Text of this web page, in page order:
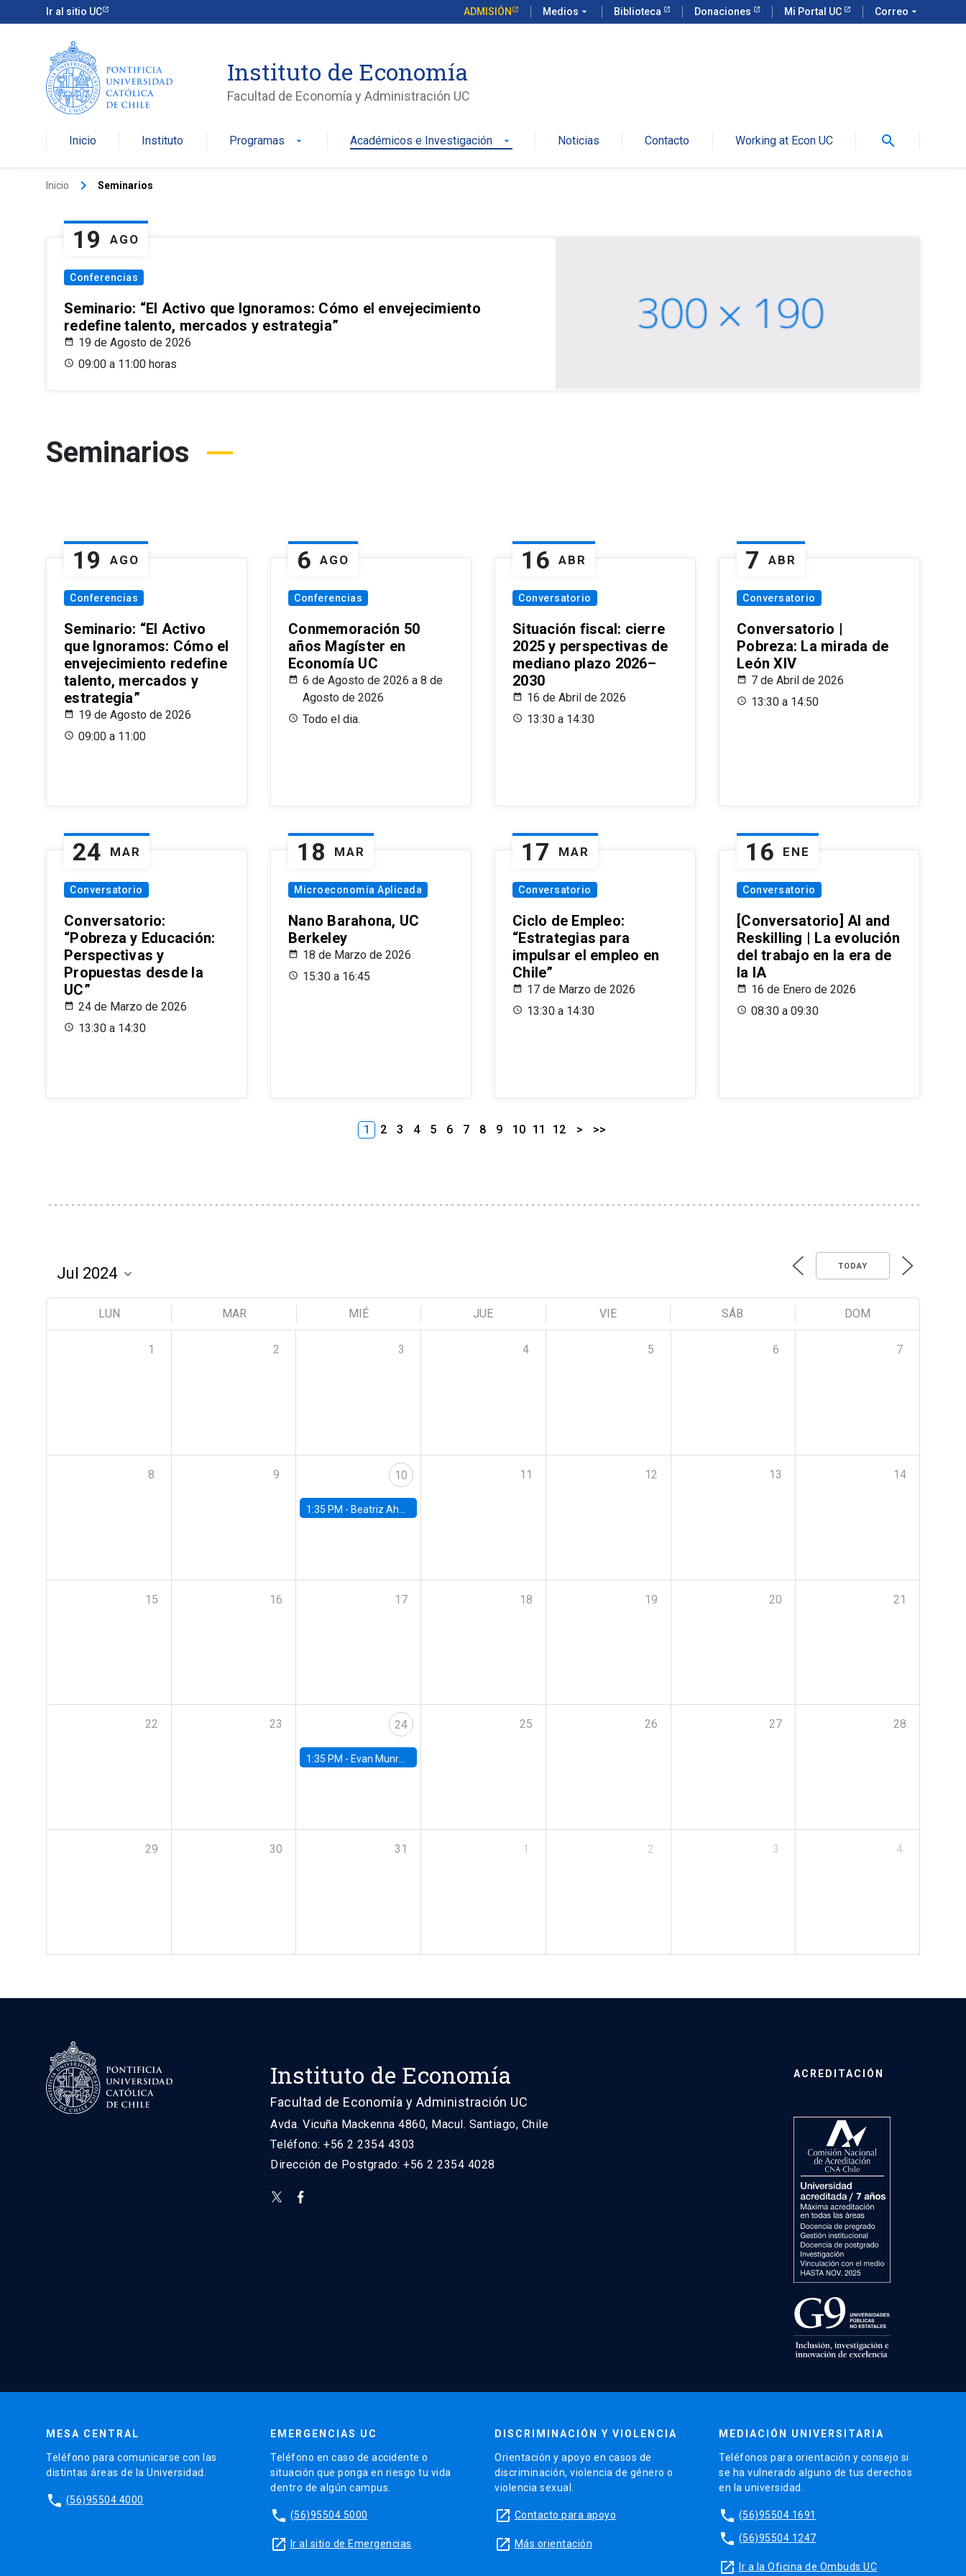
Ir al sitio UC ADMISIÓN Medios arrow_drop_down Biblioteca Donaciones Mi Portal UC Correo arrow_drop_down
Instituto de Economía
Facultad de Economía y Administración UC
Inicio Instituto Programas arrow_drop_down Académicos e Investigación arrow_drop_down Noticias Contacto Working at Econ UC search
Inicio keyboard_arrow_right Seminarios
19 AGO
Conferencias
Seminario: “El Activo que Ignoramos: Cómo el envejecimiento
redefine talento, mercados y estrategia”
19 de Agosto de 2026
09:00 a 11:00 horas
Seminarios
19 AGO
Conferencias
Seminario: “El Activo
que Ignoramos: Cómo el
envejecimiento redefine
talento, mercados y
estrategia”
19 de Agosto de 2026
09:00 a 11:00
6 AGO
Conferencias
Conmemoración 50
años Magíster en
Economía UC
6 de Agosto de 2026 a 8 de
Agosto de 2026
Todo el dia.
16 ABR
Conversatorio
Situación fiscal: cierre
2025 y perspectivas de
mediano plazo 2026–
2030
16 de Abril de 2026
13:30 a 14:30
7 ABR
Conversatorio
Conversatorio |
Pobreza: La mirada de
León XIV
7 de Abril de 2026
13:30 a 14:50
24 MAR
Conversatorio
Conversatorio:
“Pobreza y Educación:
Perspectivas y
Propuestas desde la
UC”
24 de Marzo de 2026
13:30 a 14:30
18 MAR
Microeconomía Aplicada
Nano Barahona, UC
Berkeley
18 de Marzo de 2026
15:30 a 16:45
17 MAR
Conversatorio
Ciclo de Empleo:
“Estrategias para
impulsar el empleo en
Chile”
17 de Marzo de 2026
13:30 a 14:30
16 ENE
Conversatorio
[Conversatorio] AI and
Reskilling | La evolución
del trabajo en la era de
la IA
16 de Enero de 2026
08:30 a 09:30
1 2 3 4 5 6 7 8 9 10 11 12 > >>
TODAY
LUN MAR MIÉ JUE VIE SÁB DOM
1 2 3 4 5 6 7
8 9 10
1:35 PM - Beatriz Ahumada, PhD candidate, Universidad de Pittsburgh
11 12 13 14
15 16 17 18 19 20 21
22 23 24
1:35 PM - Evan Munro, Neyman Visiting Assistant Professor in the Department of Statistics at UC Berkeley
25 26 27 28
29 30 31 1 2 3 4
Instituto de Economía
Facultad de Economía y Administración UC
Avda. Vicuña Mackenna 4860, Macul. Santiago, Chile
Teléfono: +56 2 2354 4303
Dirección de Postgrado: +56 2 2354 4028
ACREDITACIÓN
MESA CENTRAL
Teléfono para comunicarse con las
distintas áreas de la Universidad.
phone (56)95504 4000
EMERGENCIAS UC
Teléfono en caso de accidente o
situación que ponga en riesgo tu vida
dentro de algún campus.
phone (56)95504 5000
launch Ir al sitio de Emergencias
DISCRIMINACIÓN Y VIOLENCIA
Orientación y apoyo en casos de
discriminación, violencia de género o
violencia sexual.
launch Contacto para apoyo
launch Más orientación
MEDIACIÓN UNIVERSITARIA
Teléfonos para orientación y consejo si
se ha vulnerado alguno de tus derechos
en la universidad.
phone (56)95504 1691
phone (56)95504 1247
launch Ir a la Oficina de Ombuds UC